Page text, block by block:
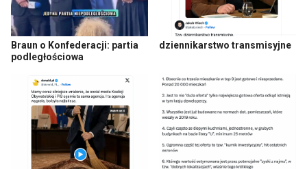
Braun o Konfederacji: partia
podległościowa
dziennikarstwo transmisyjne